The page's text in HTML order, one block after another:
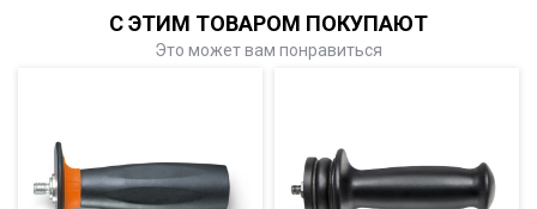
С ЭТИМ ТОВАРОМ ПОКУПАЮТ
Это может вам понравиться